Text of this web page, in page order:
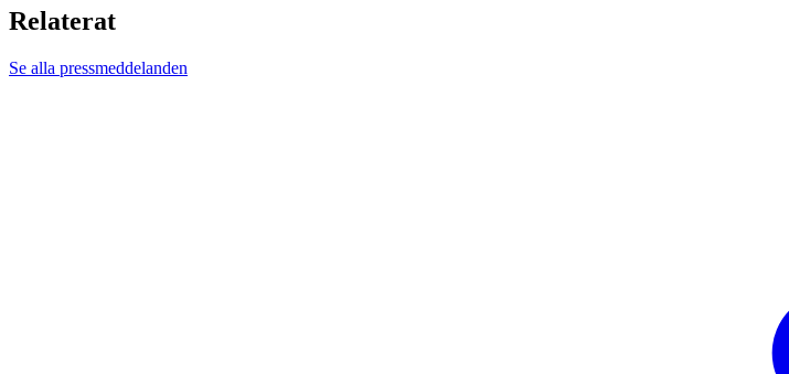
Relaterat
Se alla pressmeddelanden